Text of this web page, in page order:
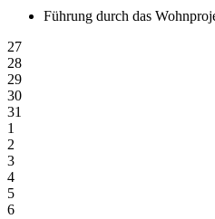
Führung durch das
27
28
29
30
31
1
2
3
4
5
6